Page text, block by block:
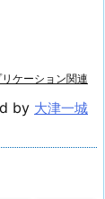
ケーション関連
by 大津一城